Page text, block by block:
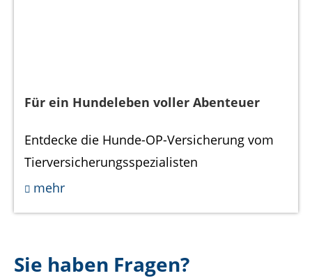
Für ein Hundeleben voller Abenteuer
Entdecke die Hunde-OP-Versicherung vom
Tierversicherungsspezialisten
mehr
Sie haben Fragen?